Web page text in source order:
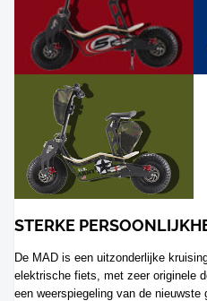
STERKE
De MAD is een uitzonderlijke
elektrische fiets, met zeer originele
een weerspiegeling van de